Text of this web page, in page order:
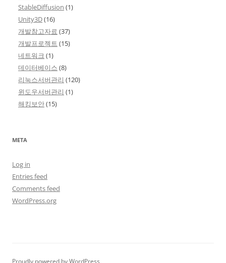
StableDiffusion (1)
Unity3D(16)
개발참고자료 (37)
개발프로젝트 (15)
네트워크 (1)
데이터베이스 (8)
리눅스서버관리 (120)
윈도우서버관리 (1)
해킹보안(15)
META
Log in
Entries feed
Comments feed
WordPress.org
Proudly powered by WordPress